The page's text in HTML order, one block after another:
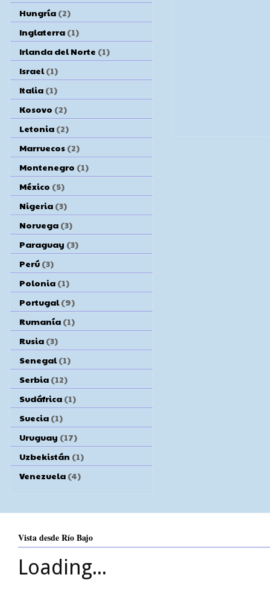
Hungría (2)
Inglaterra (1)
Irlanda del Norte (1)
Israel (1)
Italia (1)
Kosovo (2)
Letonia (2)
Marruecos (2)
Montenegro (1)
México (5)
Nigeria (3)
Noruega (3)
Paraguay (3)
Perú (3)
Polonia (1)
Portugal (9)
Rumanía (1)
Rusia (3)
Senegal (1)
Serbia (12)
Sudáfrica (1)
Suecia (1)
Uruguay (17)
Uzbekistán (1)
Venezuela (4)
Vista desde Río Bajo
Loading...